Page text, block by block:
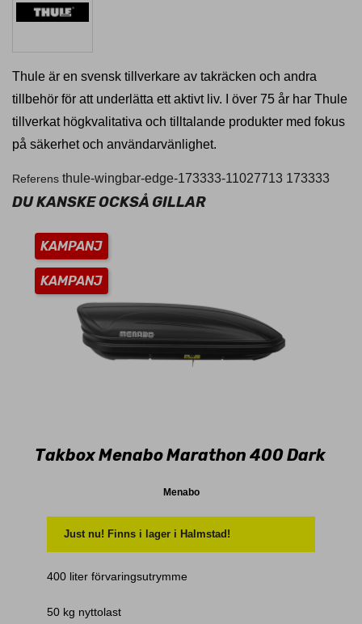
Thule är en svensk tillverkare av takräcken och andra
tillbehör för att underlätta ett aktivt liv. I över 75 år har Thule
tillverkat högkvalitativa och tilltalande produkter med fokus
på säkerhet och användarvänlighet.
Referens thule-wingbar-edge-173333-11027713 173333
DU KANSKE OCKSÅ GILLAR
Takbox Menabo Marathon 400 Dark
Menabo
Just nu! Finns i lager i Halmstad!
400 liter förvaringsutrymme
50 kg nyttolast
KAMPANJ
KAMPANJ